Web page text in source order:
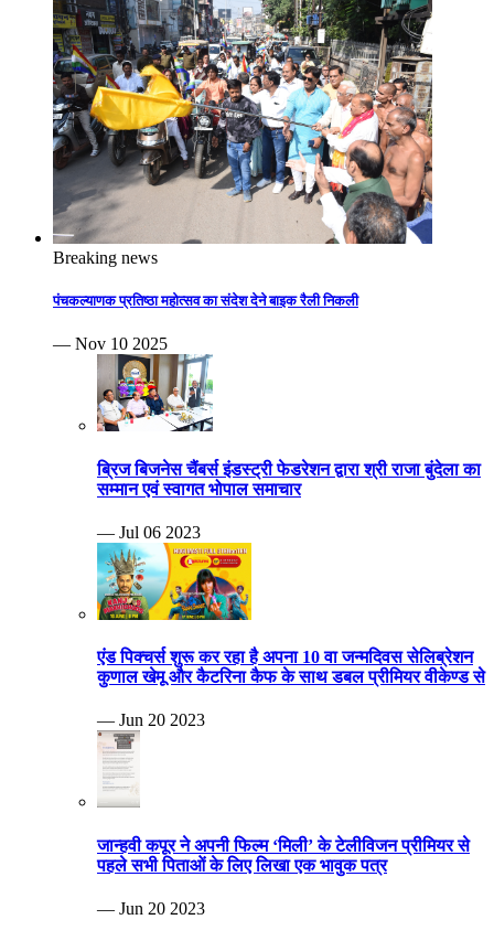
Breaking news
पंचकल्याणक प्रतिष्ठा महोत्सव का संदेश देने बाइक रैली निकली
— Nov 10 2025
ब्रिज बिजनेस चैंबर्स इंडस्ट्री फेडरेशन द्वारा श्री राजा बुंदेला का
सम्मान एवं स्वागत भोपाल समाचार
— Jul 06 2023
एंड पिक्चर्स शुरू कर रहा है अपना 10 वा जन्मदिवस सेलिब्रेशन
कुणाल खेमू और कैटरिना कैफ के साथ डबल प्रीमियर वीकेण्ड से
— Jun 20 2023
जान्हवी कपूर ने अपनी फिल्म ‘मिली’ के टेलीविजन प्रीमियर से
पहले सभी पिताओं के लिए लिखा एक भावुक पत्र
— Jun 20 2023